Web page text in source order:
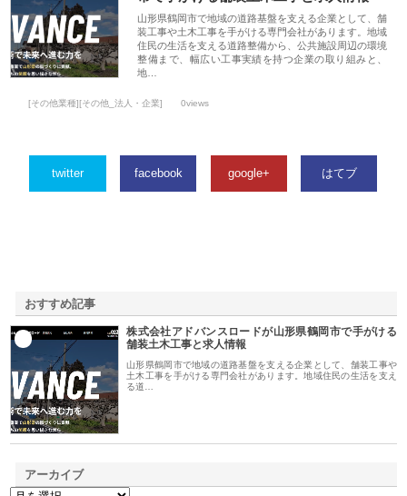
山形県鶴岡市で地域の道路基盤を支える企業として、舗
装工事や土木工事を手がける専門会社があります。地域
住民の生活を支える道路整備から、公共施設周辺の環境
整備まで、幅広い工事実績を持つ企業の取り組みと、
地…
[その他業種][その他_法人・企業] 0views
twitter facebook google+ はてブ
おすすめ記事
株式会社アドバンスロードが山形県鶴岡市で手がける
舗装土木工事と求人情報
山形県鶴岡市で地域の道路基盤を支える企業として、舗装工事や
土木工事を手がける専門会社があります。地域住民の生活を支え
る道…
アーカイブ